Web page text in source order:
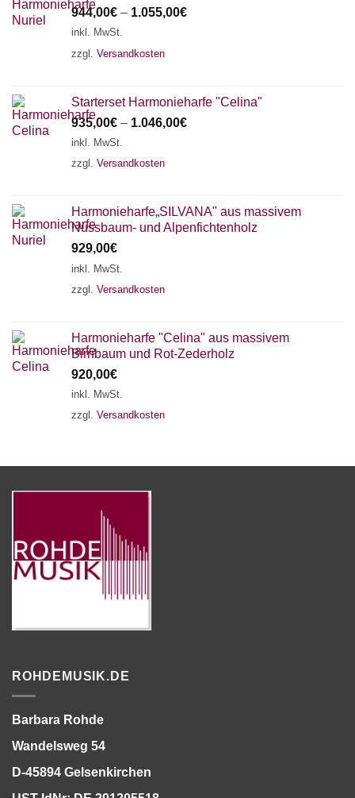
944,00€ – 1.055,00€
inkl. MwSt.
zzgl. Versandkosten
Starterset Harmonieharfe "Celina"
935,00€ – 1.046,00€
inkl. MwSt.
zzgl. Versandkosten
Harmonieharfe„SILVANA" aus massivem
Nussbaum- und Alpenfichtenholz
929,00€
inkl. MwSt.
zzgl. Versandkosten
Harmonieharfe "Celina" aus massivem
Birnbaum und Rot-Zederholz
920,00€
inkl. MwSt.
zzgl. Versandkosten
ROHDEMUSIK.DE
Barbara Rohde
Wandelsweg 54
D-45894 Gelsenkirchen